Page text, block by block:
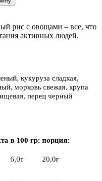
рис с овощами – все, что
активных людей.
кукуруза сладкая,
морковь свежая, крупа
перец черный
в 100 гр: порция:
6,0г 20,0г